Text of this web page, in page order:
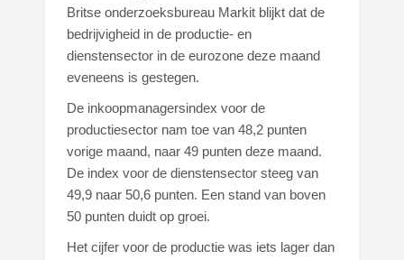
Britse onderzoeksbureau Markit blijkt dat de
bedrijvigheid in de productie- en
dienstensector in de eurozone deze maand
eveneens is gestegen.
De inkoopmanagersindex voor de
productiesector nam toe van 48,2 punten
vorige maand, naar 49 punten deze maand.
De index voor de dienstensector steeg van
49,9 naar 50,6 punten. Een stand van boven
50 punten duidt op groei.
Het cijfer voor de productie was iets lager dan